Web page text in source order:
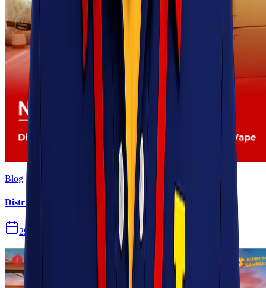
Blog
Distribusi Pengiriman Rokok Elektronik atau Vape
29 Jul 2026